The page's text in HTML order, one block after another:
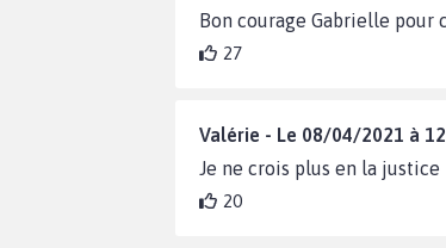
Bon courage Gabrielle pour
27
Valérie - Le 08/04/2021 à
Je ne crois plus en la justice
20